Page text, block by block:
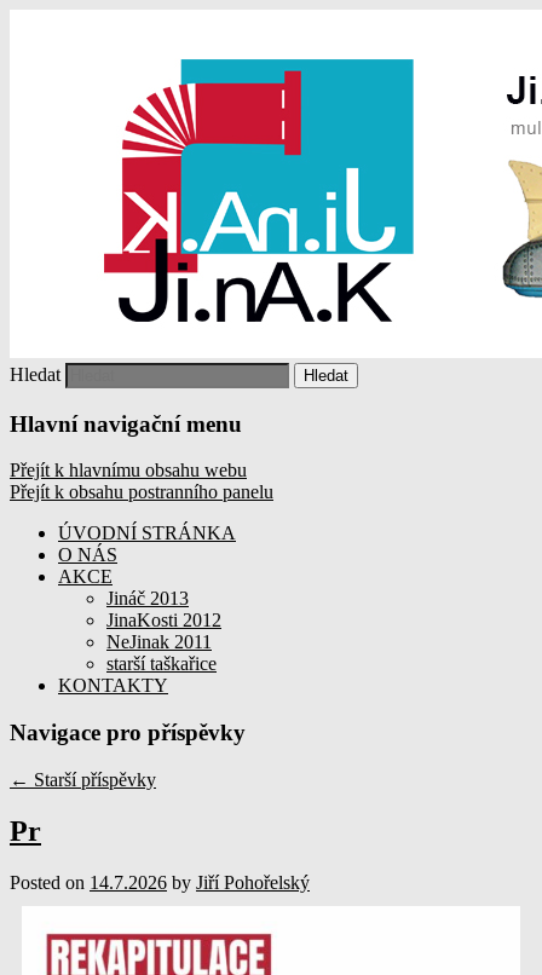
JIHLAVA NA KOLENOU
organizující kulturní akce v Jihlavě
Hledat
Hlavní navigační menu
Přejít k hlavnímu obsahu webu
Přejít k obsahu postranního panelu
ÚVODNÍ STRÁNKA
O NÁS
AKCE
Jináč 2013
JinaKosti 2012
NeJinak 2011
starší taškařice
KONTAKTY
Navigace pro příspěvky
← Starší příspěvky
Pr
Posted on 14.7.2026 by Jiří Pohořelský